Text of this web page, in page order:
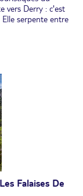
vers Derry : c'est
Elle serpente entre
et de tourbières.
Falaises De